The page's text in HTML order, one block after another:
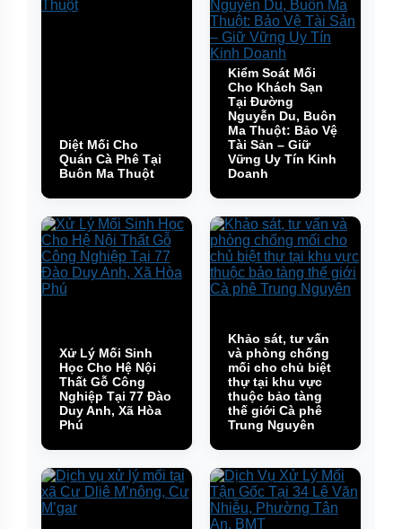
Diệt Mối Cho
Quán Cà Phê Tại
Buôn Ma Thuột
Kiểm Soát Mối
Cho Khách Sạn
Tại Đường
Nguyễn Du, Buôn
Ma Thuột: Bảo Vệ
Tài Sản – Giữ
Vững Uy Tín Kinh
Doanh
Xử Lý Mối Sinh
Học Cho Hệ Nội
Thất Gỗ Công
Nghiệp Tại 77 Đào
Duy Anh, Xã Hòa
Phú
Khảo sát, tư vấn
và phòng chống
mối cho chủ biệt
thự tại khu vực
thuộc bảo tàng
thế giới Cà phê
Trung Nguyên